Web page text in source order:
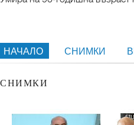
НАЧАЛО СНИМКИ
СНИМКИ